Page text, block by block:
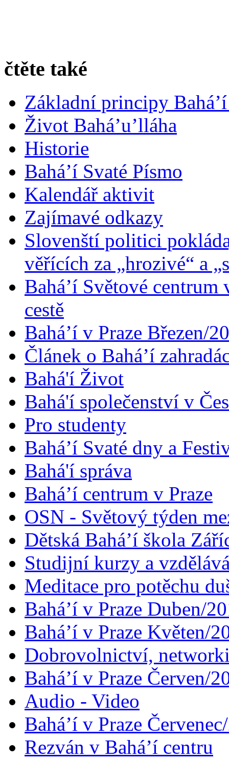
čtěte také
Základní principy
Život Bahá’u’lláha
Historie
Bahá’í Svaté Písmo
Kalendář aktivit
Zajímavé odkazy
Slovenští politici
věřících za „hrozivé“ a
Bahá’í Světové
cestě
Bahá’í v Praze Březen/
Článek o Bahá’í
Bahá'í Život
Bahá'í společenství v
Pro studenty
Bahá’í Svaté dny a
Bahá'í správa
Bahá’í centrum v Praze
OSN - Světový týden
Dětská Bahá’í škola
Studijní kurzy a
Meditace pro potěchu
Bahá’í v Praze Duben/
Bahá’í v Praze Květen/
Dobrovolnictví,
Bahá’í v Praze Červen/
Audio - Video
Bahá’í v Praze
Rezván v Bahá’í centru